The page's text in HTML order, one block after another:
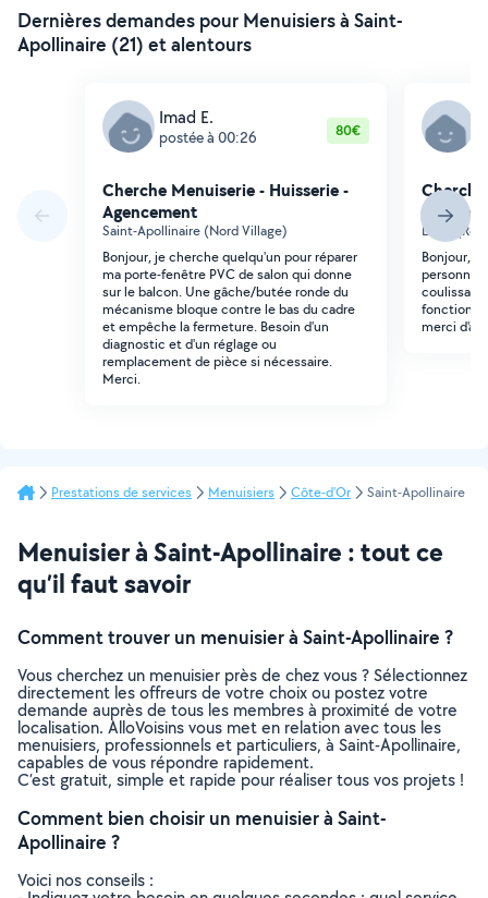
Dernières demandes pour Menuisiers à Saint-
Apollinaire (21) et alentours
Imad E.
postée à 00:26 80€
Cherche Menuiserie - Huisserie -
Agencement
Saint-Apollinaire (Nord Village)
Bonjour, je cherche quelqu'un pour réparer
ma porte-fenêtre PVC de salon qui donne
sur le balcon. Une gâche/butée ronde du
mécanisme bloque contre le bas du cadre
et empêche la fermeture. Besoin d'un
diagnostic et d'un réglage ou
remplacement de pièce si nécessaire.
Merci.
Dijon
Bonjour,
personne
merci
Prestations de services Menuisiers Côte-d'Or Saint-Apollinaire
Menuisier à Saint-Apollinaire : tout ce
qu’il faut savoir
Comment trouver un menuisier à Saint-Apollinaire ?
Vous cherchez un menuisier près de chez vous ? Sélectionnez
directement les offreurs de votre choix ou postez votre
demande auprès de tous les membres à proximité de votre
localisation. AlloVoisins vous met en relation avec tous les
menuisiers, professionnels et particuliers, à Saint-Apollinaire,
capables de vous répondre rapidement.
C’est gratuit, simple et rapide pour réaliser tous vos projets !
Comment bien choisir un menuisier à Saint-
Apollinaire ?
Voici nos conseils :